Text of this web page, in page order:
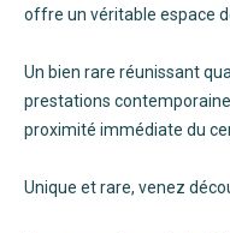
offre un véritable espace
Un bien rare réunissant
prestations
proximité immédiate du
Unique et rare, venez